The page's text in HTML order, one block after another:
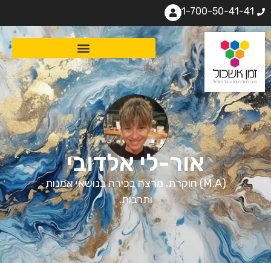
1-700-50-41-41
אור-לי אלדובי
(M.A) חוקרת, מרצה בכירה בנושאי אמנות
ותרבות.